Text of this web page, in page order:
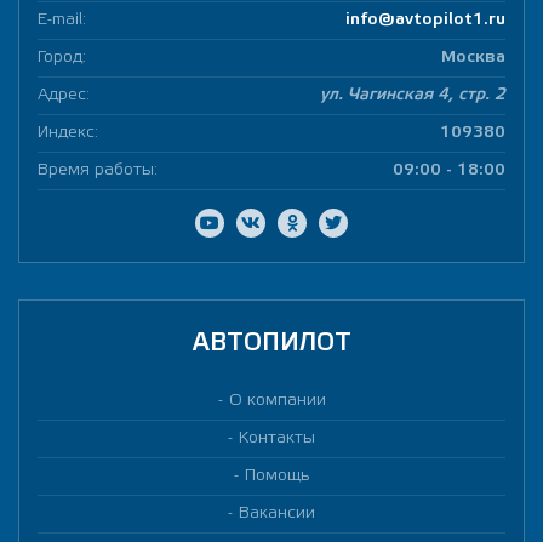
E-mail: info@avtopilot1.ru
Город: Москва
Адрес: ул. Чагинская 4, стр. 2
Индекс: 109380
Время работы: 09:00 - 18:00
АВТОПИЛОТ
О компании
Контакты
Помощь
Вакансии